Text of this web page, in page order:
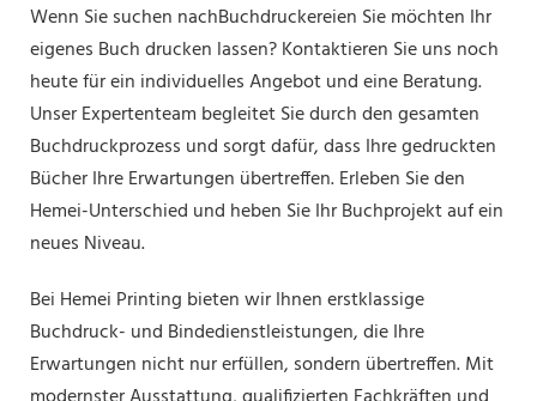
Wenn Sie suchen nachBuchdruckereien Sie möchten Ihr
eigenes Buch drucken lassen? Kontaktieren Sie uns noch
heute für ein individuelles Angebot und eine Beratung.
Unser Expertenteam begleitet Sie durch den gesamten
Buchdruckprozess und sorgt dafür, dass Ihre gedruckten
Bücher Ihre Erwartungen übertreffen. Erleben Sie den
Hemei-Unterschied und heben Sie Ihr Buchprojekt auf ein
neues Niveau.
Bei Hemei Printing bieten wir Ihnen erstklassige
Buchdruck- und Bindedienstleistungen, die Ihre
Erwartungen nicht nur erfüllen, sondern übertreffen. Mit